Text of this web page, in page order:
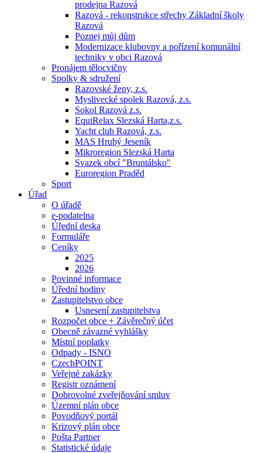
prodejna Razová
Razová - rekonstrukce střechy Základní školy
Razová
Poznej můj dům
Modernizace klubovny a pořízení komunální
techniky v obci Razová
Pronájem tělocvičny
Spolky & sdružení
Razovské ženy, z.s.
Myslivecké spolek Razová, z.s.
Sokol Razová z.s.
EquiRelax Slezská Harta,z.s.
Yacht club Razová, z.s.
MAS Hrubý Jeseník
Mikroregion Slezská Harta
Svazek obcí "Bruntálsko"
Euroregion Praděd
Sport
Úřad
O úřadě
e-podatelna
Úřední deska
Formuláře
Ceníky
2025
2026
Povinné informace
Úřední hodiny
Zastupitelstvo obce
Usnesení zastupitelstva
Rozpočet obce + Závěrečný účet
Obecně závazné vyhlášky
Místní poplatky
Odpady - ISNO
CzechPOINT
Veřejné zakázky
Registr oznámení
Dobrovolné zveřejňování smluv
Územní plán obce
Povodňový portál
Krizový plán obce
Pošta Partner
Statistické údaje